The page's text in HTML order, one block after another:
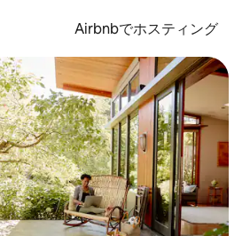
Airbnbでホスティング